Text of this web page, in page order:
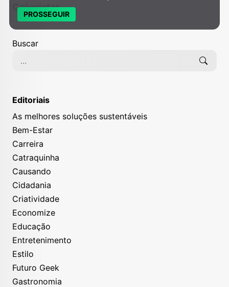
Colunistas
Buscar
Editoriais
As melhores soluções sustentáveis
Bem-Estar
Carreira
Catraquinha
Causando
Cidadania
Criatividade
Economize
Educação
Entretenimento
Estilo
Futuro Geek
Gastronomia
PROSSEGUIR